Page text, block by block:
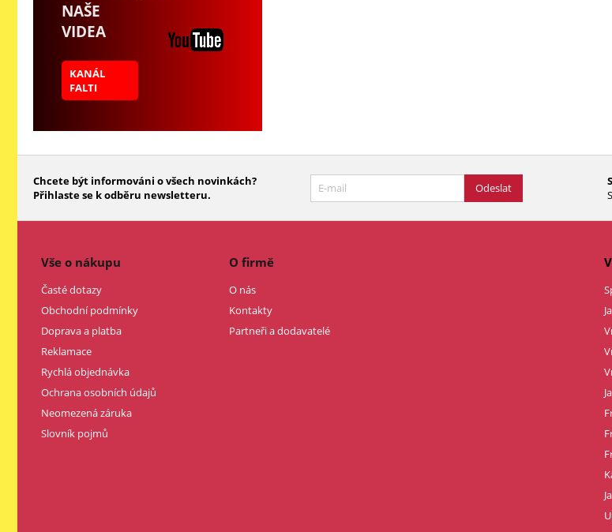
NAŠE
VIDEA
KANÁL
FALTI
Chcete být informováni o všech novinkách?
Přihlaste se k odběru newsletteru.
Odeslat
Vše o nákupu
Časté dotazy
Obchodní podmínky
Doprava a platba
Reklamace
Rychlá objednávka
Ochrana osobních údajů
Neomezená záruka
Slovník pojmů
O firmě
O nás
Kontakty
Partneři a dodavatelé